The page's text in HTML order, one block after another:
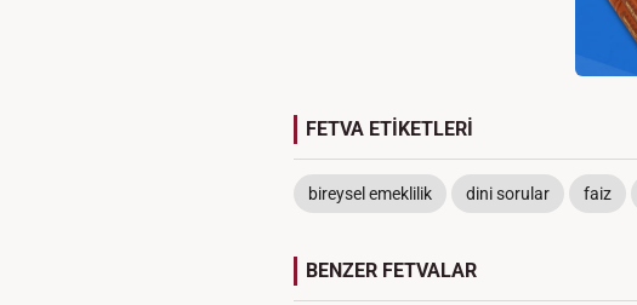
FETVA ETİKETLERİ
bireysel emeklilik dini sorular faiz
BENZER FETVALAR